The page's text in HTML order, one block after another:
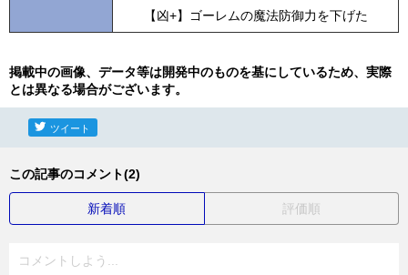
【凶+】ゴーレムの魔法防御力を下げた
掲載中の画像、データ等は開発中のものを基にしているため、実際
とは異なる場合がございます。
ツイート
この記事のコメント(2)
新着順 評価順
コメントしよう...